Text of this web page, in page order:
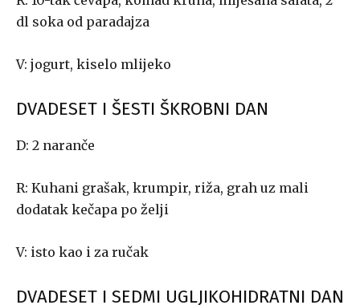
dl soka od paradajza
V: jogurt, kiselo mlijeko
DVADESET I ŠESTI ŠKROBNI DAN
D: 2 naranče
R: Kuhani grašak, krumpir, riža, grah uz mali
dodatak kečapa po želji
V: isto kao i za ručak
DVADESET I SEDMI UGLJIKOHIDRATNI DAN